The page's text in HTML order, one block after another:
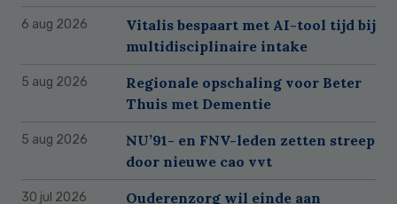
6 aug 2026
Vitalis bespaart met AI-tool tijd bij
multidisciplinaire intake
5 aug 2026
Regionale opschaling voor Beter
Thuis met Dementie
5 aug 2026
NU’91- en FNV-leden zetten streep
door nieuwe cao vvt
30 jul 2026
Ouderenzorg wil einde aan